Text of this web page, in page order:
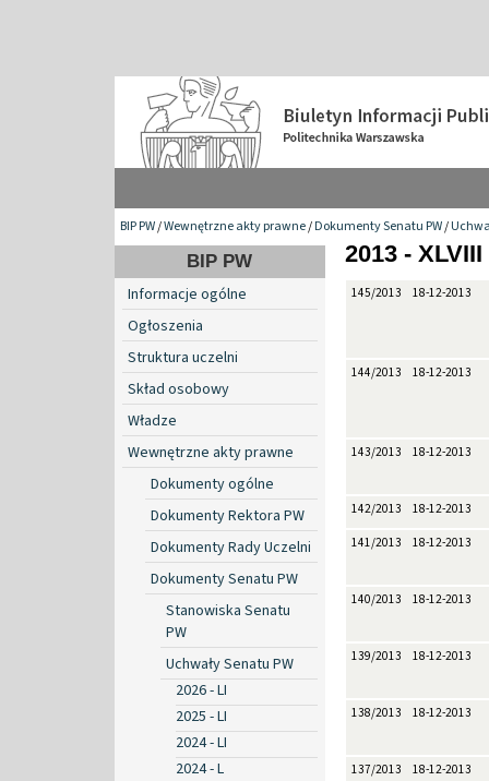
BIP PW/Wewnętrzne akty prawne/Dokumenty Senatu PW/
BIP PW
Informacje ogólne
Ogłoszenia
Struktura uczelni
Skład osobowy
Władze
Wewnętrzne akty prawne
Dokumenty ogólne
Dokumenty Rektora PW
Dokumenty Rady Uczelni
Dokumenty Senatu PW
Stanowiska Senatu
PW
Uchwały Senatu PW
2026 - LI
2025 - LI
2024 - LI
2024 - L
2013 - XLVIII
145/2013 18-12-2013
144/2013 18-12-2013
143/2013 18-12-2013
142/2013 18-12-2013
141/2013 18-12-2013
140/2013 18-12-2013
139/2013 18-12-2013
138/2013 18-12-2013
137/2013 18-12-2013